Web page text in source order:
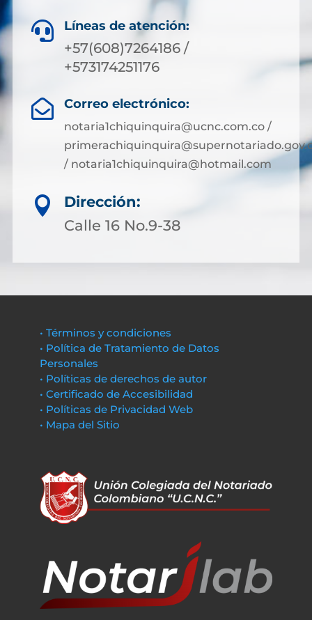
 Líneas de atención:
+57(608)7264186 /
+573174251176
 Correo electrónico:
notaria1chiquinquira@ucnc.com.co /
/ notaria1chiquinquira@hotmail.com

Dirección:
Calle 16 No.9-38
• Términos y condiciones
• Política de Tratamiento de Datos
Personales
• Políticas de derechos de autor
• Certificado de Accesibilidad
• Políticas de Privacidad Web
• Mapa del Sitio